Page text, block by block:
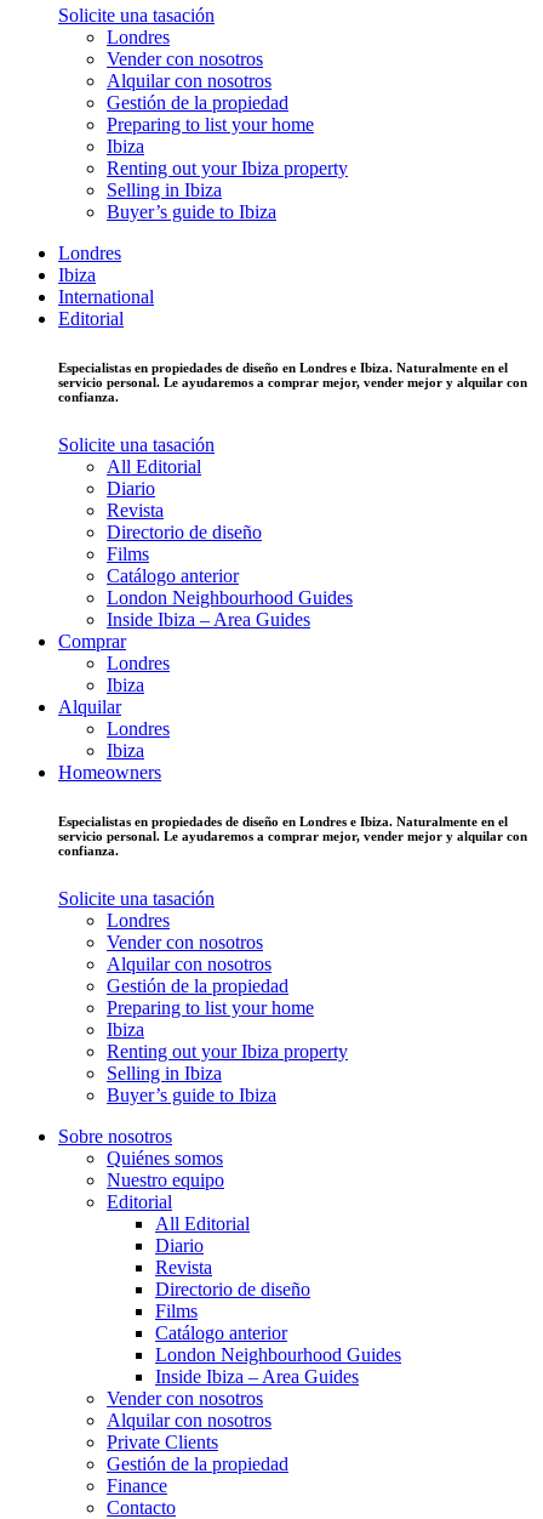
Solicite una tasación
Londres
Vender con nosotros
Alquilar con nosotros
Gestión de la propiedad
Preparing to list your home
Ibiza
Renting out your Ibiza property
Selling in Ibiza
Buyer’s guide to Ibiza
Londres
Ibiza
International
Editorial
Especialistas en propiedades de diseño en Londres e Ibiza. Naturalmente en el
servicio personal. Le ayudaremos a comprar mejor, vender mejor y alquilar con
confianza.
Solicite una tasación
All Editorial
Diario
Revista
Directorio de diseño
Films
Catálogo anterior
London Neighbourhood Guides
Inside Ibiza – Area Guides
Comprar
Londres
Ibiza
Alquilar
Londres
Ibiza
Homeowners
Especialistas en propiedades de diseño en Londres e Ibiza. Naturalmente en el
servicio personal. Le ayudaremos a comprar mejor, vender mejor y alquilar con
confianza.
Solicite una tasación
Londres
Vender con nosotros
Alquilar con nosotros
Gestión de la propiedad
Preparing to list your home
Ibiza
Renting out your Ibiza property
Selling in Ibiza
Buyer’s guide to Ibiza
Sobre nosotros
Quiénes somos
Nuestro equipo
Editorial
All Editorial
Diario
Revista
Directorio de diseño
Films
Catálogo anterior
London Neighbourhood Guides
Inside Ibiza – Area Guides
Vender con nosotros
Alquilar con nosotros
Private Clients
Gestión de la propiedad
Finance
Contacto